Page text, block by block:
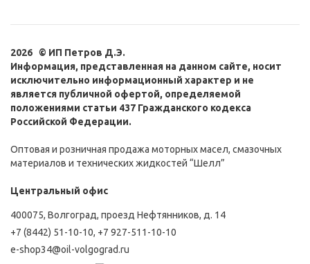
2026 © ИП Петров Д.Э.
Информация, представленная на данном сайте, носит
исключительно информационный характер и не
является публичной офертой, определяемой
положениями статьи 437 Гражданского кодекса
Российской Федерации.
Оптовая и розничная продажа моторных масел, смазочных
материалов и технических жидкостей “Шелл”
Центральный офис
400075, Волгоград, проезд Нефтянников, д. 14
+7 (8442) 51-10-10, +7 927-511-10-10
e-shop34@oil-volgograd.ru